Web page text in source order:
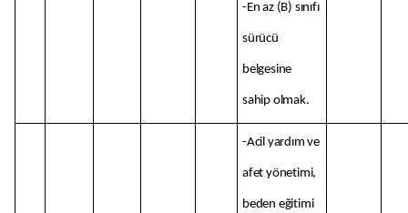
-En az (B) sınıfı
sürücü
belgesine
sahip olmak.
-Acil yardım ve
afet yönetimi,
beden eğitimi